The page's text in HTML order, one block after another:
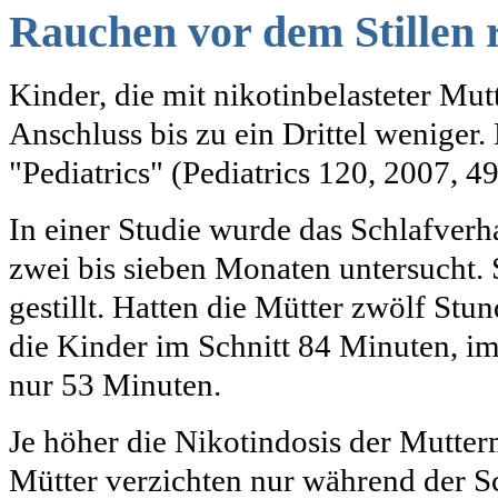
Rauchen vor dem Stillen
Kinder, die mit nikotinbelasteter
Anschluss bis zu ein Drittel
"Pediatrics" (Pediatrics 120, 2007,
In einer Studie wurde das
zwei bis sieben Monaten
gestillt. Hatten die Mütter zwölf
die Kinder im Schnitt 84 Minuten,
nur 53 Minuten.
Je höher die Nikotindosis der
Mütter verzichten nur während der